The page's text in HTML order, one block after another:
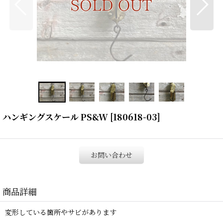
ハンギングスケール PS&W [180618-03]
お問い合わせ
商品詳細
変形している箇所やサビがあります